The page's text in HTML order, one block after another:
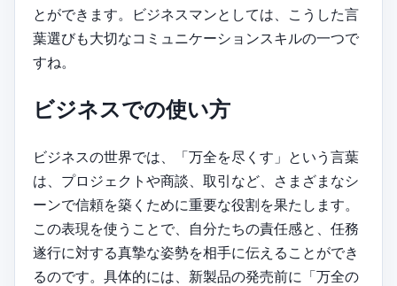
とができます。ビジネスマンとしては、こうした言
葉選びも大切なコミュニケーションスキルの一つで
すね。
ビジネスでの使い方
ビジネスの世界では、「万全を尽くす」という言葉
は、プロジェクトや商談、取引など、さまざまなシ
ーンで信頼を築くために重要な役割を果たします。
この表現を使うことで、自分たちの責任感と、任務
遂行に対する真摯な姿勢を相手に伝えることができ
るのです。具体的には、新製品の発売前に「万全の